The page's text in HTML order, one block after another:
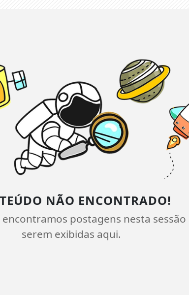
NÃO ENCONTRADO!
encontramos postagens nesta sessão
serem exibidas aqui.